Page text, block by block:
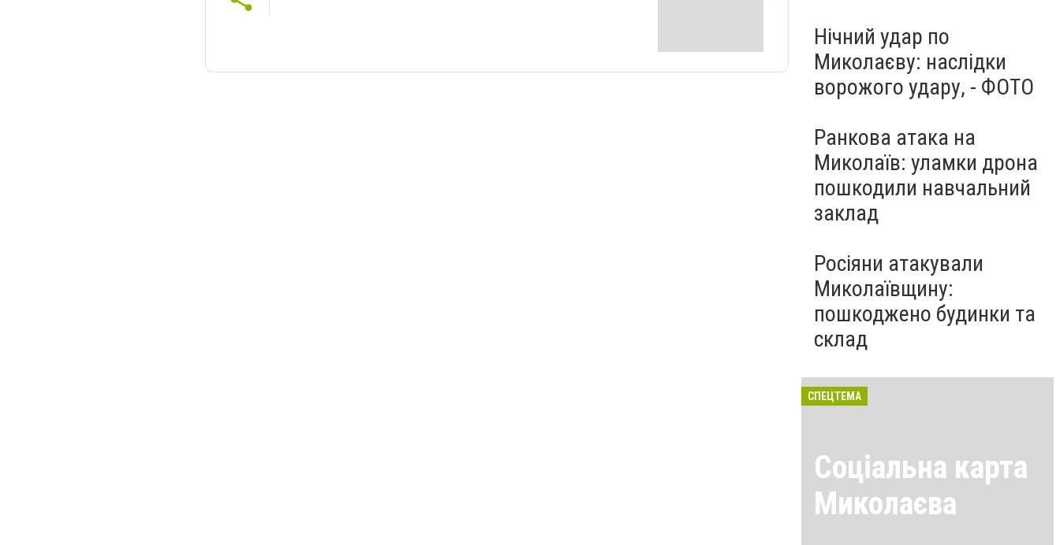
Нічний удар по
Миколаєву: наслідки
ворожого удару, - ФОТО
Ранкова атака на
Миколаїв: уламки дрона
пошкодили навчальний
заклад
Росіяни атакували
Миколаївщину:
пошкоджено будинки та
склад
СПЕЦТЕМА
Соціальна карта
Миколаєва